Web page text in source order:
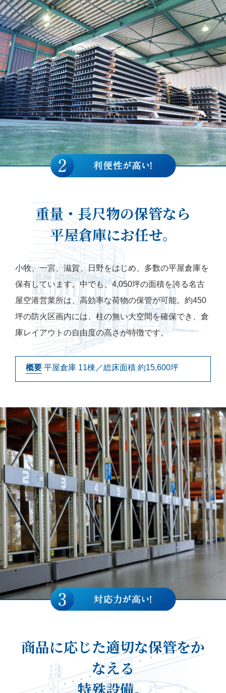
重量・長尺物の保管なら
平屋倉庫にお任せ。
小牧、一宮、滋賀、日野をはじめ、多数の平屋倉庫を
保有しています。中でも、4,050坪の面積を誇る名古
屋空港営業所は、高効率な荷物の保管が可能。約450
坪の防火区画内には、柱の無い大空間を確保でき、倉
庫レイアウトの自由度の高さが特徴です。
概要 平屋倉庫 11棟／総床面積 約15,600坪
商品に応じた適切な保管をか
なえる